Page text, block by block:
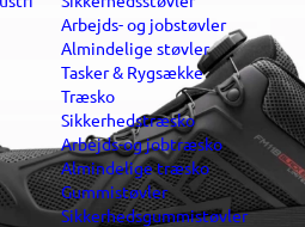
Arbejds- og jobstøvler
Almindelige støvler
Tasker & Rygsække
Træsko
Sikkerhedstræsko
Arbejds-og jobtræsko
Almindelige træsko
Gummistøvler
Sikkerhedsgummistøvler